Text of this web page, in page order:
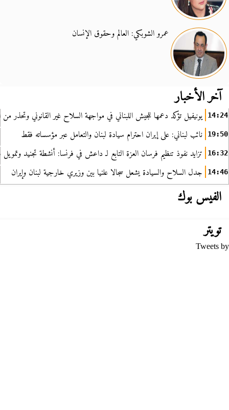
عمرو الشوبكي: العالم وحقوق الإنسان
آخر الأخبار
14:24 يونيفيل تؤكد دعمها للجيش اللبناني في مواجهة السلاح غير القانوني وتحذر من
19:50 نائب لبناني: على إيران احترام سيادة لبنان والتعامل عبر مؤسساته فقط
16:32 تزايد نفوذ تنظيم فرسان العزة التابع لـ داعش في فرنسا: أنشطة تجنيد
14:46 جدل السلاح والسيادة يشعل سجالا علنيا بين وزيري خارجية لبنان وإيران
الفيس بوك
تويتر
Tweets by